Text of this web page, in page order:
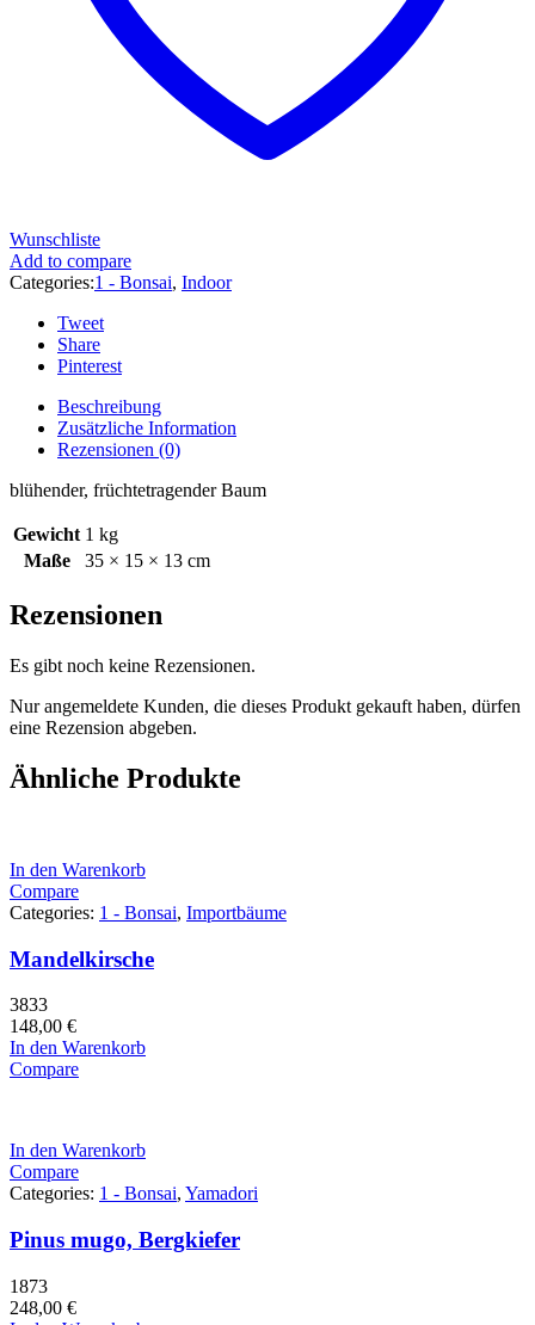
Wunschliste
Add to compare
Categories:1 - Bonsai, Indoor
Tweet
Share
Pinterest
Beschreibung
Zusätzliche Information
Rezensionen (0)
blühender, früchtetragender Baum
Gewicht 1 kg
Maße
35 × 15 × 13 cm
Rezensionen
Es gibt noch keine Rezensionen.
Nur angemeldete Kunden, die dieses Produkt gekauft haben, dürfen
eine Rezension abgeben.
Ähnliche Produkte
In den Warenkorb
Compare
Categories: 1 - Bonsai, Importbäume
Mandelkirsche
3833
148,00 €
In den Warenkorb
Compare
In den Warenkorb
Compare
Categories: 1 - Bonsai, Yamadori
Pinus mugo, Bergkiefer
1873
248,00 €